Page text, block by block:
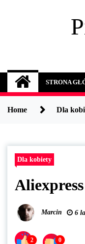
STRONA
Home Dla
Dla kobiety
Marcin 6
2 0